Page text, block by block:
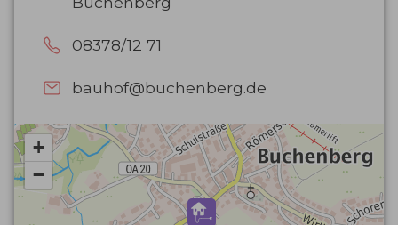
08378/12 71
bauhof@buchenberg.de